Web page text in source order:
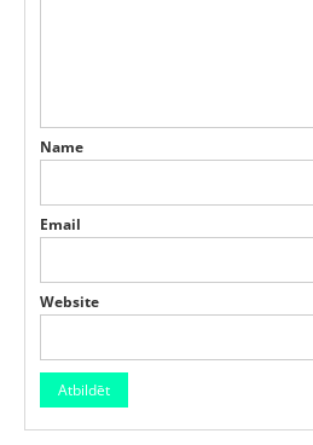
Name
Email
Website